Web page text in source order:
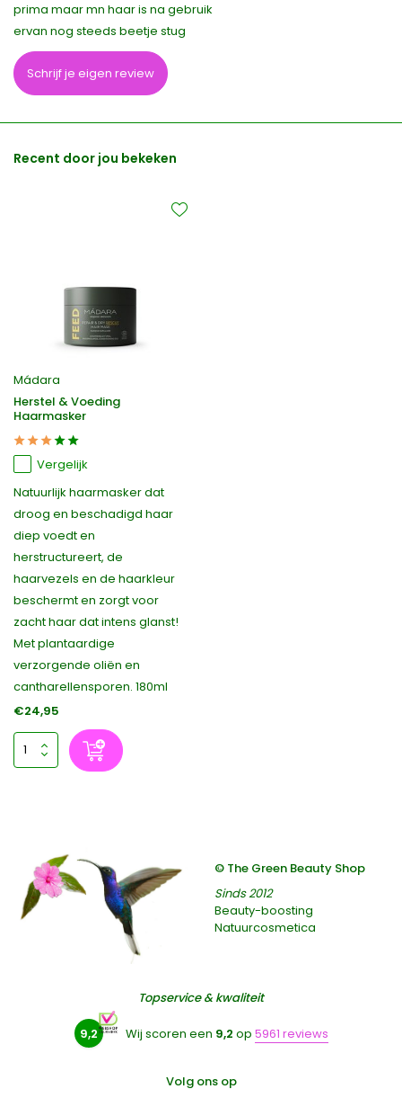
prima maar mn haar is na gebruik
ervan nog steeds beetje stug
Schrijf je eigen review
Recent door jou bekeken
Mádara
Herstel & Voeding
Haarmasker
Vergelijk
Natuurlijk haarmasker dat
droog en beschadigd haar
diep voedt en
herstructureert, de
haarvezels en de haarkleur
beschermt en zorgt voor
zacht haar dat intens glanst!
Met plantaardige
verzorgende oliën en
cantharellensporen. 180ml
€24,95
© The Green Beauty Shop
Sinds 2012
Beauty-boosting
Natuurcosmetica
Topservice & kwaliteit
9,2 Wij scoren een 9,2 op 5961 reviews
Volg ons op